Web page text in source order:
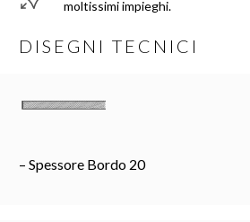
moltissimi impieghi.
DISEGNI TECNICI
– Spessore Bordo 20